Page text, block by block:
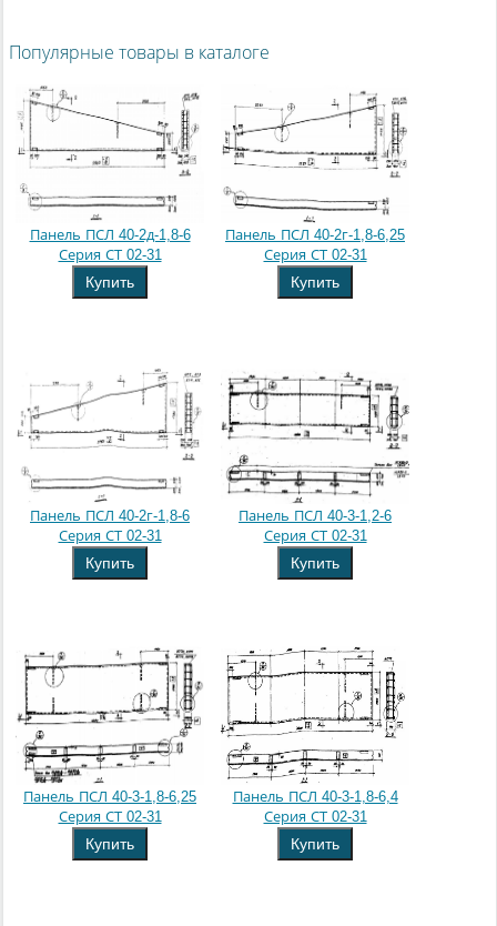
Популярные товары в каталоге
Панель ПСЛ 40-2д-1,8-6
Серия СТ 02-31
Купить
Панель ПСЛ 40-2г-1,8-6,25
Серия СТ 02-31
Купить
Панель ПСЛ 40-2г-1,8-6
Серия СТ 02-31
Купить
Панель ПСЛ 40-3-1,2-6
Серия СТ 02-31
Купить
Панель ПСЛ 40-3-1,8-6,25
Серия СТ 02-31
Купить
Панель ПСЛ 40-3-1,8-6,4
Серия СТ 02-31
Купить